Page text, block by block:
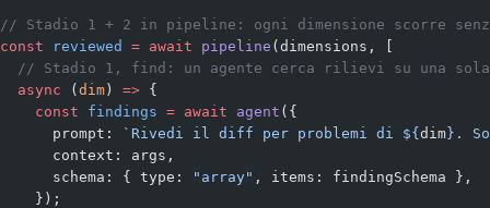
// Stadio 1 + 2 in pipeline: ogni dimensione scorre
const reviewed = await pipeline (dimensions, [
// Stadio 1, find: un agente cerca rilievi su una
  async
(dim) => {
    const
findings = await agent ({
      prompt:
`Rivedi il diff per problemi di ${dim}.
      context: args,
      schema: { type:
"array" , items: findingSchema },
    });